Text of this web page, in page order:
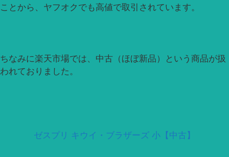
ことから、ヤフオクでも高値で取引されています。
ちなみに楽天市場では、中古（ほぼ新品）という商品が扱
われておりました。
ゼスプリ キウイ・ブラザーズ 小【中古】